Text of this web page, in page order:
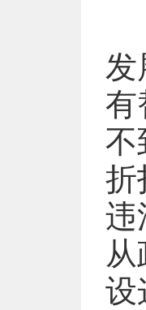
发
有
不
折
违
设